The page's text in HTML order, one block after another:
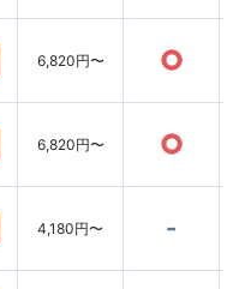
6,820円〜 ○
6,820円〜 ○
4,180円〜 -